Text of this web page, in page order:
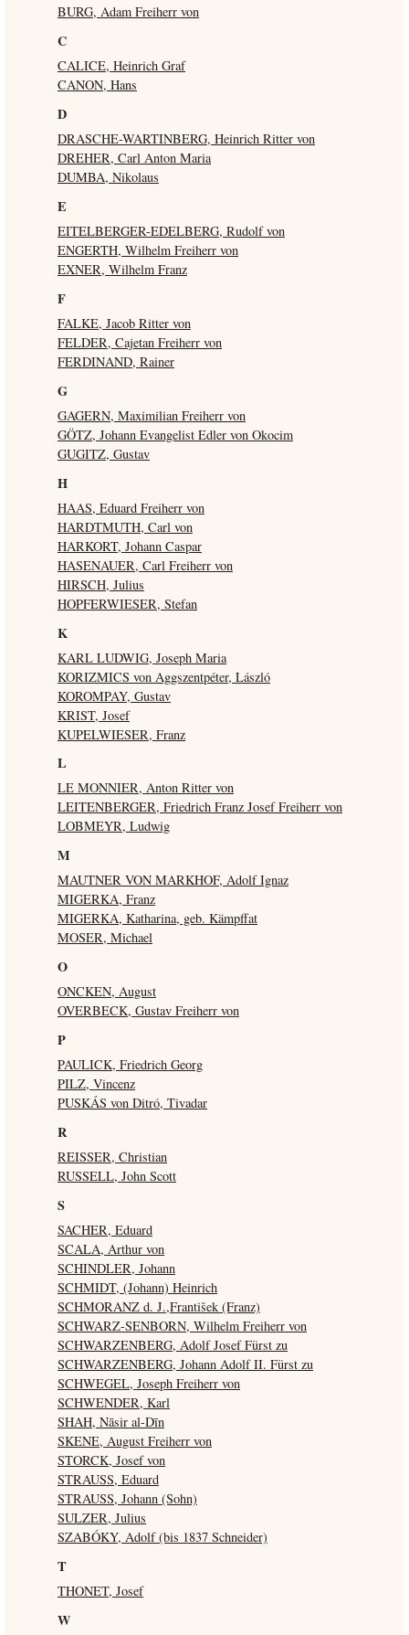
BURG, Adam Freiherr von
C
CALICE, Heinrich Graf
CANON, Hans
D
DRASCHE-WARTINBERG, Heinrich Ritter von
DREHER, Carl Anton Maria
DUMBA, Nikolaus
E
EITELBERGER-EDELBERG, Rudolf von
ENGERTH, Wilhelm Freiherr von
EXNER, Wilhelm Franz
F
FALKE, Jacob Ritter von
FELDER, Cajetan Freiherr von
FERDINAND, Rainer
G
GAGERN, Maximilian Freiherr von
GÖTZ, Johann Evangelist Edler von Okocim
GUGITZ, Gustav
H
HAAS, Eduard Freiherr von
HARDTMUTH, Carl von
HARKORT, Johann Caspar
HASENAUER, Carl Freiherr von
HIRSCH, Julius
HOPFERWIESER, Stefan
K
KARL LUDWIG, Joseph Maria
KORIZMICS von Aggszentpéter, László
KOROMPAY, Gustav
KRIST, Josef
KUPELWIESER, Franz
L
LE MONNIER, Anton Ritter von
LEITENBERGER, Friedrich Franz Josef Freiherr von
LOBMEYR, Ludwig
M
MAUTNER VON MARKHOF, Adolf Ignaz
MIGERKA, Franz
MIGERKA, Katharina, geb. Kämpffat
MOSER, Michael
O
ONCKEN, August
OVERBECK, Gustav Freiherr von
P
PAULICK, Friedrich Georg
PILZ, Vincenz
PUSKÁS von Ditró, Tivadar
R
REISSER, Christian
RUSSELL, John Scott
S
SACHER, Eduard
SCALA, Arthur von
SCHINDLER, Johann
SCHMIDT, (Johann) Heinrich
SCHMORANZ d. J.,František (Franz)
SCHWARZ-SENBORN, Wilhelm Freiherr von
SCHWARZENBERG, Adolf Josef Fürst zu
SCHWARZENBERG, Johann Adolf II. Fürst zu
SCHWEGEL, Joseph Freiherr von
SCHWENDER, Karl
SHAH, Nāsir al-Dīn
SKENE, August Freiherr von
STORCK, Josef von
STRAUSS, Eduard
STRAUSS, Johann (Sohn)
SULZER, Julius
SZABÓKY, Adolf (bis 1837 Schneider)
T
THONET, Josef
W